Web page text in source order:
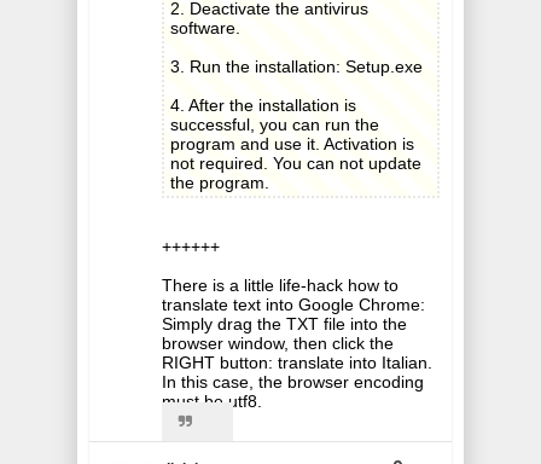
2. Deactivate the antivirus
software.
3. Run the installation: Setup.exe
4. After the installation is
successful, you can run the
program and use it. Activation is
not required. You can not update
the program.
++++++
There is a little life-hack how to
translate text into Google Chrome:
Simply drag the TXT file into the
browser window, then click the
RIGHT button: translate into Italian.
In this case, the browser encoding
must be utf8.